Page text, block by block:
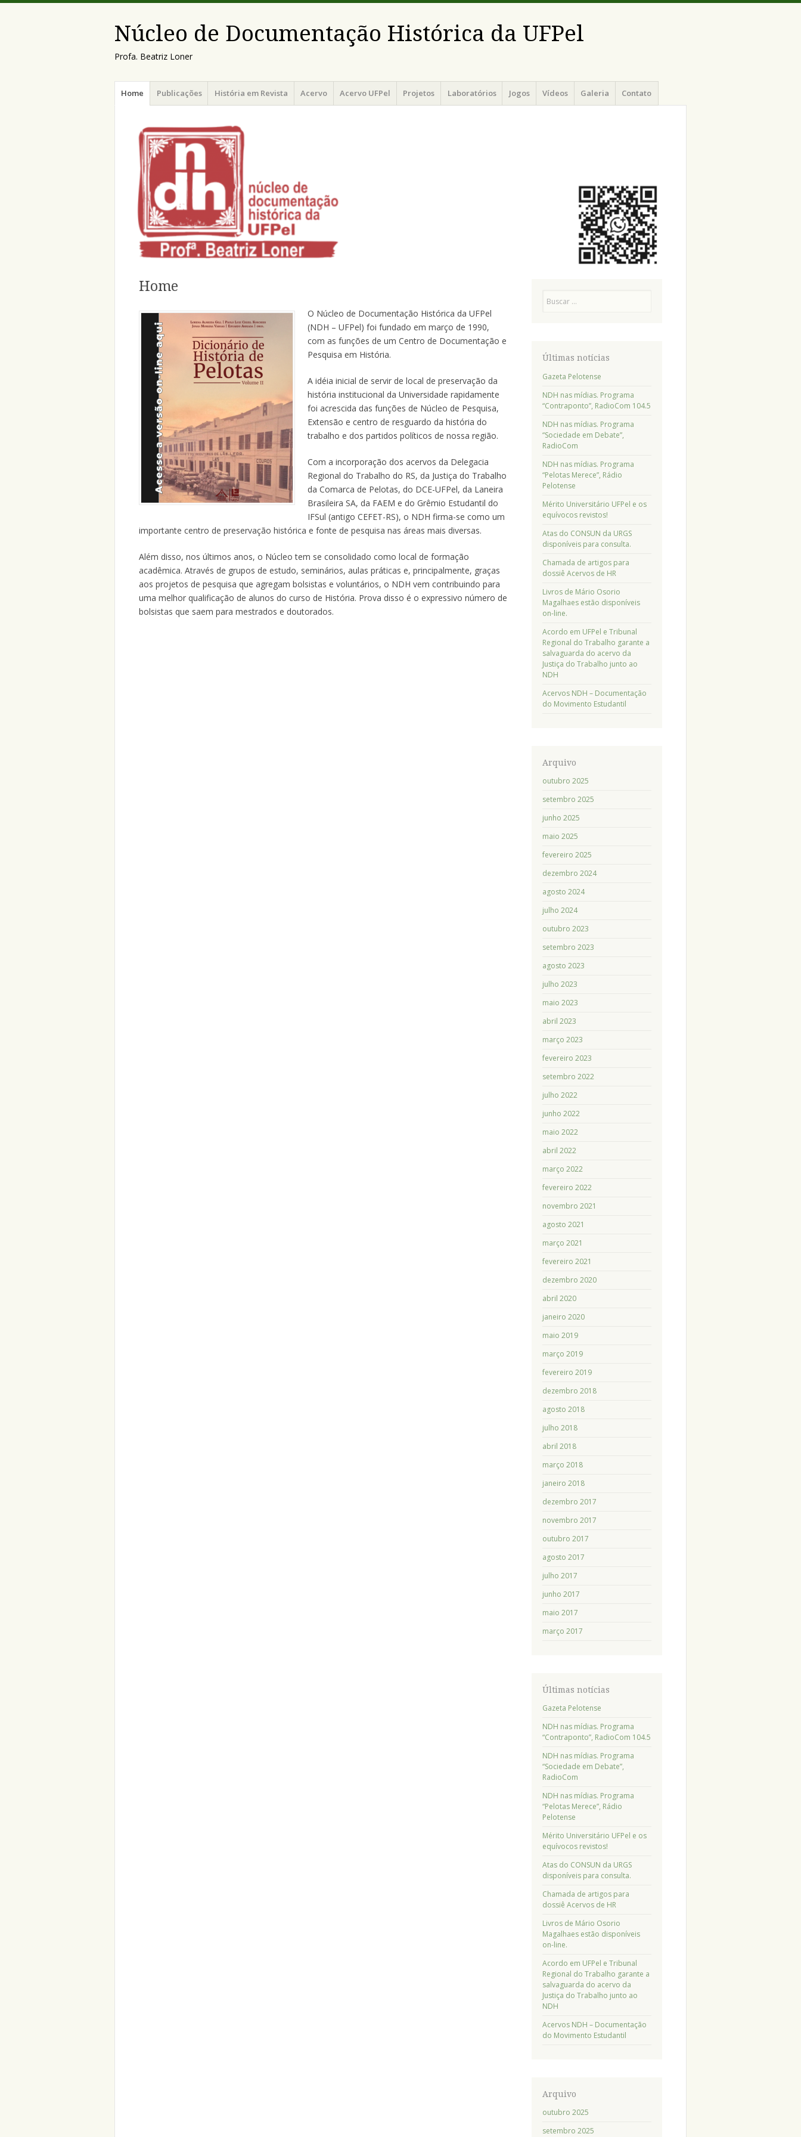
Núcleo de Documentação Histórica da UFPel
Profa. Beatriz Loner
Menu
Pular
para
conteúdo
Home Publicações História em Revista Acervo Acervo UFPel Projetos Laboratórios Jogos Vídeos Galeria Contato
Home
O Núcleo de Documentação Histórica da UFPel
(NDH – UFPel) foi fundado em março de 1990,
com as funções de um Centro de Documentação e
Pesquisa em História.
A idéia inicial de servir de local de preservação da
história institucional da Universidade rapidamente
foi acrescida das funções de Núcleo de Pesquisa,
Extensão e centro de resguardo da história do
trabalho e dos partidos políticos de nossa região.
Com a incorporação dos acervos da Delegacia
Regional do Trabalho do RS, da Justiça do Trabalho
da Comarca de Pelotas, do DCE-UFPel, da Laneira
Brasileira SA, da FAEM e do Grêmio Estudantil do
IFSul (antigo CEFET-RS), o NDH firma-se como um
importante centro de preservação histórica e fonte de pesquisa nas áreas mais diversas.
Além disso, nos últimos anos, o Núcleo tem se consolidado como local de formação
acadêmica. Através de grupos de estudo, seminários, aulas práticas e, principalmente, graças
aos projetos de pesquisa que agregam bolsistas e voluntários, o NDH vem contribuindo para
uma melhor qualificação de alunos do curso de História. Prova disso é o expressivo número de
bolsistas que saem para mestrados e doutorados.
Últimas notícias
Gazeta Pelotense
NDH nas mídias. Programa
“Contraponto”, RadioCom 104.5
NDH nas mídias. Programa
“Sociedade em Debate”,
RadioCom
NDH nas mídias. Programa
“Pelotas Merece”, Rádio
Pelotense
Mérito Universitário UFPel e os
equívocos revistos!
Atas do CONSUN da URGS
disponíveis para consulta.
Chamada de artigos para
dossiê Acervos de HR
Livros de Mário Osorio
Magalhaes estão disponíveis
on-line.
Acordo em UFPel e Tribunal
Regional do Trabalho garante a
salvaguarda do acervo da
Justiça do Trabalho junto ao
NDH
Acervos NDH – Documentação
do Movimento Estudantil
Arquivo
outubro 2025
setembro 2025
junho 2025
maio 2025
fevereiro 2025
dezembro 2024
agosto 2024
julho 2024
outubro 2023
setembro 2023
agosto 2023
julho 2023
maio 2023
abril 2023
março 2023
fevereiro 2023
setembro 2022
julho 2022
junho 2022
maio 2022
abril 2022
março 2022
fevereiro 2022
novembro 2021
agosto 2021
março 2021
fevereiro 2021
dezembro 2020
abril 2020
janeiro 2020
maio 2019
março 2019
fevereiro 2019
dezembro 2018
agosto 2018
julho 2018
abril 2018
março 2018
janeiro 2018
dezembro 2017
novembro 2017
outubro 2017
agosto 2017
julho 2017
junho 2017
maio 2017
março 2017
Últimas notícias
Gazeta Pelotense
NDH nas mídias. Programa
“Contraponto”, RadioCom 104.5
NDH nas mídias. Programa
“Sociedade em Debate”,
RadioCom
NDH nas mídias. Programa
“Pelotas Merece”, Rádio
Pelotense
Mérito Universitário UFPel e os
equívocos revistos!
Atas do CONSUN da URGS
disponíveis para consulta.
Chamada de artigos para
dossiê Acervos de HR
Livros de Mário Osorio
Magalhaes estão disponíveis
on-line.
Acordo em UFPel e Tribunal
Regional do Trabalho garante a
salvaguarda do acervo da
Justiça do Trabalho junto ao
NDH
Acervos NDH – Documentação
do Movimento Estudantil
Arquivo
outubro 2025
setembro 2025